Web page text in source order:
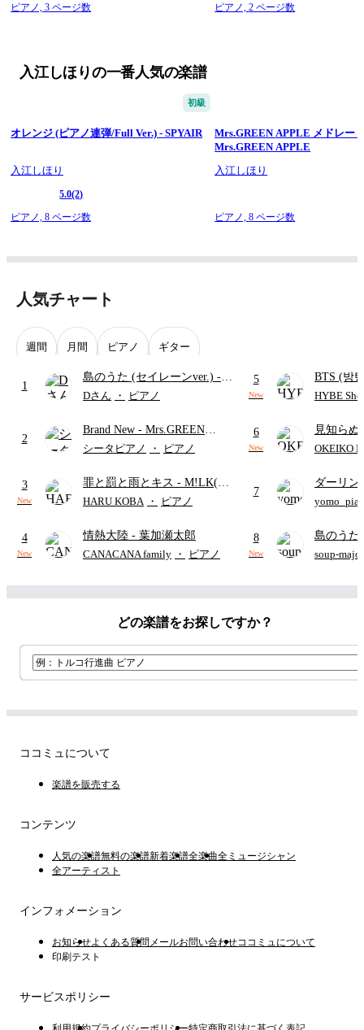
ピアノ, 3 ページ数 ピアノ,2 ページ数
入江しほりの一番人気の楽譜
初級
オレンジ (ピアノ連弾/Full Ver.) - SPYAIR
入江しほり
5.0(2)
ピアノ, 8 ページ数
Mrs.GREEN APPLE メドレー -
Mrs.GREEN APPLE
入江しほり
ピアノ,8 ページ数
人気チャート
週間 月間 ピアノ ギター
1
島のうた (セイレーンver.) -
セイレーン(CV.鈴木みのり)
ード・ペダル付き/『映画ちい
かわ 人魚の島のひみつ』よ
Dさん ・ ピアノ
2
Brand New - Mrs.GREEN
APPLE
シータピアノ ・ ピアノ
3
New
罪と罰と雨とキス - M!LK(佐
野勇斗&吉田仁人)
HARU KOBA ・ ピアノ
4
New
情熱大陸 - 葉加瀬太郎
CANACANA family ・ ピアノ
5
New
BTS (방
HYBE
6
New
見知ら
ャツが乾
OKEIKO
7
ダーリン
APPLE (
8
New
島のうた
映画ちい
soup-majo
どの楽譜をお探しですか？
ココミュについて
楽譜を販売する
コンテンツ
人気の楽譜無料の楽譜新着楽譜全楽曲全ミュージシャン
全アーティスト
インフォメーション
お知らせよくある質問 メールお問い合わせココミュについて
印刷テスト
サービスポリシー